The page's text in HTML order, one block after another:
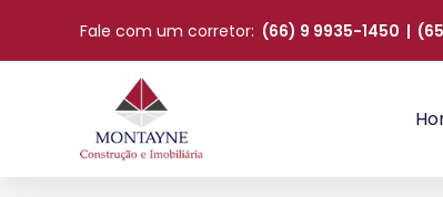
Fale com um corretor: (66) 9 9935-1450 |